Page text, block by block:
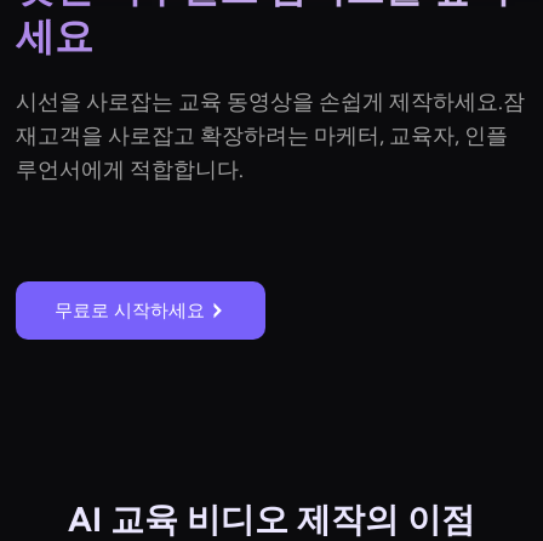
세요
시선을 사로잡는 교육 동영상을 손쉽게 제작하세요.잠
재고객을 사로잡고 확장하려는 마케터, 교육자, 인플
루언서에게 적합합니다.
무료로 시작하세요
AI 교육 비디오 제작의 이점